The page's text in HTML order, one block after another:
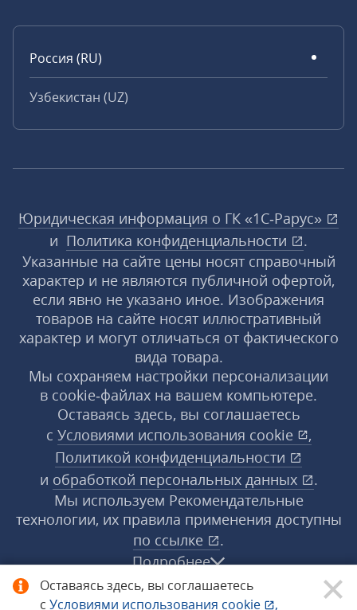
Оставаясь здесь, вы соглашаетесь
с Условиями использования cookie ,
Россия (RU)
Узбекистан (UZ)
Юридическая информация о ГК «1С‑Рарус»
и Политика конфиденциальности
.
Указанные на сайте цены носят справочный
характер и не являются публичной офертой,
если явно не указано иное. Изображения
товаров на сайте носят иллюстративный
характер и могут отличаться от фактического
вида товара.
Мы сохраняем настройки персонализации
в cookie‑файлах на вашем компьютере.
Оставаясь здесь, вы соглашаетесь
с Условиями использования cookie
,
Политикой конфиденциальности
и обработкой персональных данных
.
Мы используем Рекомендательные
технологии, их правила применения доступны
по ссылке
.
Подробнее